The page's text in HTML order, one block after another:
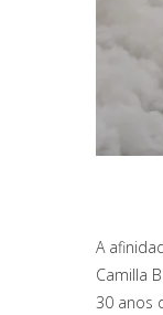
A
Camilla
30 anos